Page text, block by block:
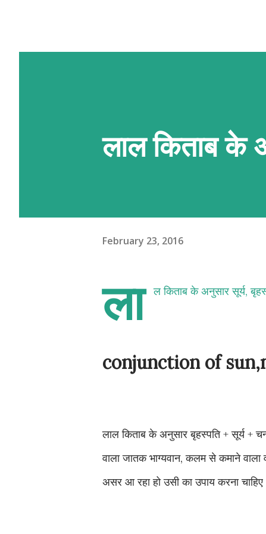
लाल किताब के
February 23, 2016
ला ल किताब के अनुसार सूर्य,
conjunction of
लाल किताब के अनुसार बृहस्पति + सूर्य +
वाला जातक भाग्यवान, कलम से कमाने
असर आ रहा हो उसी का उपाय करना